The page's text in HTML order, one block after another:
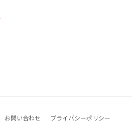
お問い合わせ プライバシーポリシー